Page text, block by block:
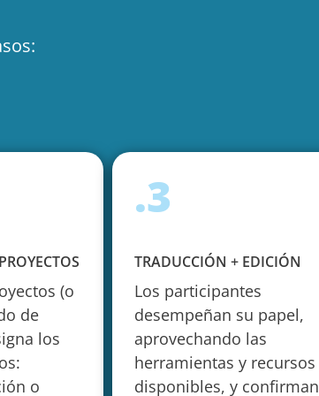
(o
de
los
o
.3
TRADUCCIÓN + EDICIÓN
Los participantes
desempeñan su papel,
aprovechando las
herramientas y recursos
disponibles, y confirman